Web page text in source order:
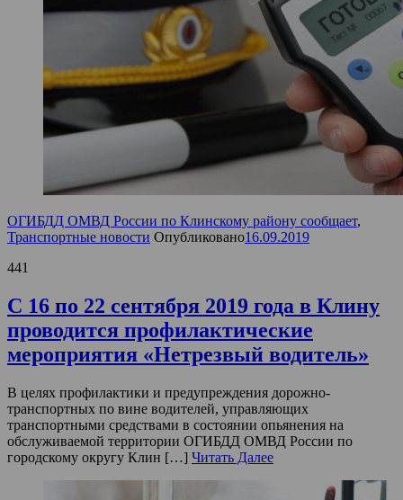
ОГИБДД ОМВД России по Клинскому району сообщает,
Транспортные новости Опубликовано16.09.2019
441
С 16 по 22 сентября 2019 года в Клину
проводится профилактические
мероприятия «Нетрезвый водитель»
В целях профилактики и предупреждения дорожно-
транспортных по вине водителей, управляющих
транспортными средствами в состоянии опьянения на
обслуживаемой территории ОГИБДД ОМВД России по
городскому округу Клин […] Читать Далее